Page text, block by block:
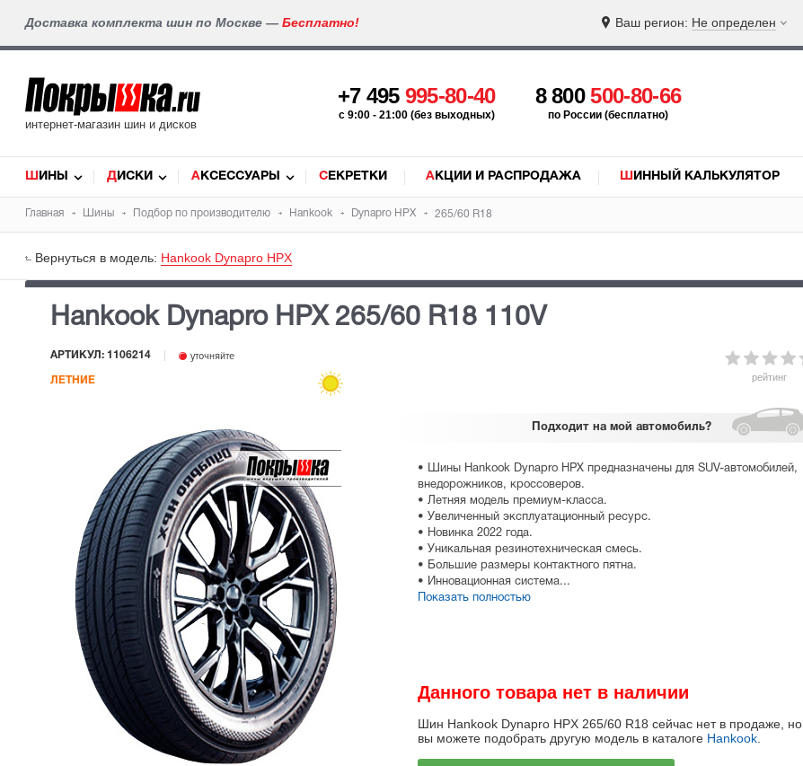
Доставка комплекта шин по Москве — Бесплатно! Ваш регион: Не определен
интернет-магазин шин и дисков
+7 495 995-80-40
c 9:00 - 21:00 (без выходных)
8 800500-80-66
по России (бесплатно)
ШИНЫ ДИСКИ АКСЕССУАРЫ СЕКРЕТКИ АКЦИИ И РАСПРОДАЖА ШИННЫЙ КАЛЬКУЛЯТОР
Главная Шины Подбор по производителю Hankook Dynapro HPX 265/60 R18
Вернуться в модель: Hankook Dynapro HPX
Hankook Dynapro HPX 265/60 R18 110V
рейтинг
АРТИКУЛ: 1106214 уточняйте
ЛЕТНИЕ
Подходит на мой автомобиль?
• Шины Hankook Dynapro HPX предназначены для SUV-автомобилей,
внедорожников, кроссоверов.
• Летняя модель премиум-класса.
• Увеличенный эксплуатационный ресурс.
• Новинка 2022 года.
• Уникальная резинотехническая смесь.
• Большие размеры контактного пятна.
• Инновационная система...
Показать полностью
Данного товара нет в наличии
Шин Hankook Dynapro HPX 265/60 R18 сейчас нет в продаже, но
вы можете подобрать другую модель в каталоге Hankook.